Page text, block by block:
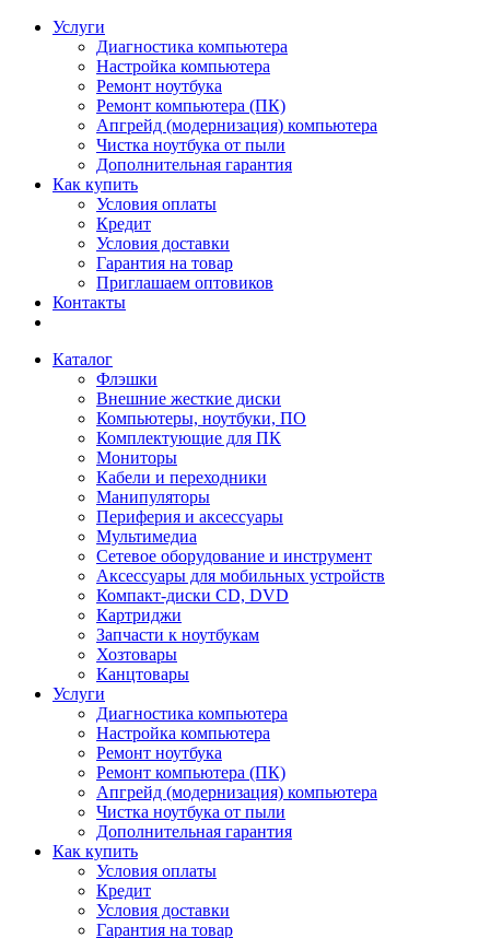
Услуги
Диагностика компьютера
Настройка компьютера
Ремонт ноутбука
Ремонт компьютера (ПК)
Апгрейд (модернизация) компьютера
Чистка ноутбука от пыли
Дополнительная гарантия
Как купить
Условия оплаты
Кредит
Условия доставки
Гарантия на товар
Приглашаем оптовиков
Контакты
Каталог
Флэшки
Внешние жесткие диски
Компьютеры, ноутбуки, ПО
Комплектующие для ПК
Мониторы
Кабели и переходники
Манипуляторы
Периферия и аксессуары
Мультимедиа
Сетевое оборудование и инструмент
Аксессуары для мобильных устройств
Компакт-диски CD, DVD
Картриджи
Запчасти к ноутбукам
Хозтовары
Канцтовары
Услуги
Диагностика компьютера
Настройка компьютера
Ремонт ноутбука
Ремонт компьютера (ПК)
Апгрейд (модернизация) компьютера
Чистка ноутбука от пыли
Дополнительная гарантия
Как купить
Условия оплаты
Кредит
Условия доставки
Гарантия на товар